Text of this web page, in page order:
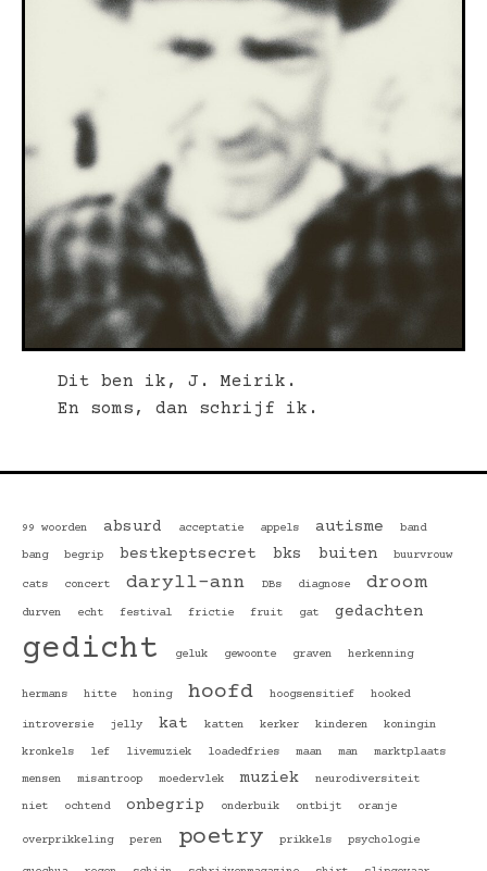
Dit ben ik, J. Meirik.
En soms, dan schrijf ik.
99 woorden absurd acceptatie appels autisme band
bang begrip bestkeptsecret bks buiten buurvrouw
cats concert daryll-ann DBs diagnose droom
durven echt festival frictie fruit gat gedachten
gedicht geluk gewoonte graven herkenning
hermans hitte honing hoofd hoogsensitief hooked
introversie jelly kat katten kerker kinderen koningin
kronkels lef livemuziek loadedfries maan man marktplaats
mensen misantroop moedervlek muziek neurodiversiteit
niet ochtend onbegrip onderbuik ontbijt oranje
overprikkeling peren poetry prikkels psychologie